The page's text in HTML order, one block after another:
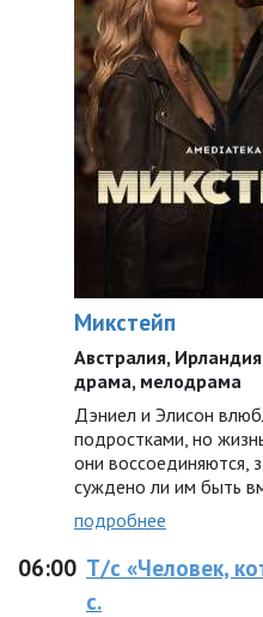
Микстейп
Австралия,
драма, мелодрама
Дэниел и Элисон
подростками, но
они воссоединяются,
суждено ли им быть
подробнее
06:00 Т/с «Человек,
с.